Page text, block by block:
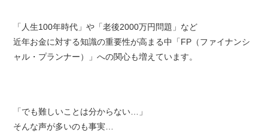
「人生100年時代」や「老後2000万円問題」など
近年お金に対する知識の重要性が高まる中「FP（ファイナンシ
ャル・プランナー）」への関心も増えています。
「でも難しいことは分からない…」
そんな声が多いのも事実…